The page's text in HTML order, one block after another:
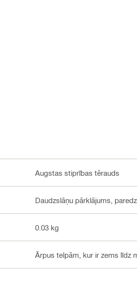
Augstas stiprības tērauds
Daudzslāņu pārklājums,
0.03 kg
Ārpus telpām, kur ir zems līdz